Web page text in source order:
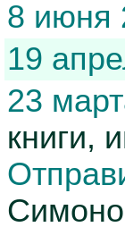
8 июня
19
23
книги,